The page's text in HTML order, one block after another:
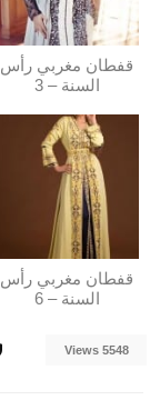
قفطان مغربي رأس
السنة – 3
قفطان مغربي رأس
السنة – 6
5548 Views